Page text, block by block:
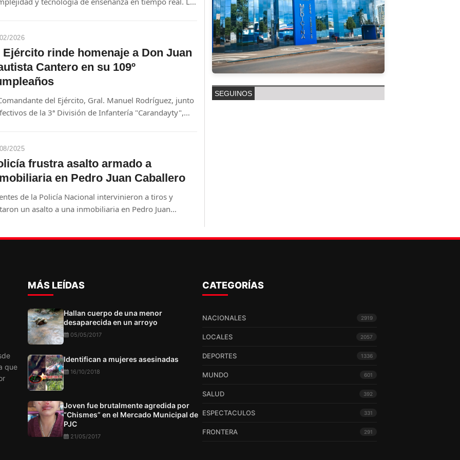
2026
Ejército rinde homenaje a Don Juan
Cantero en su 109º
del Ejército, Gral. Manuel Rodríguez, junto
de la 3ª División de Infantería "Carandayty",
distinción y se resaltó la duty de preservar la
de los últimos sobrevivientes del conflicto.
2025
frustra asalto armado a
en Pedro Juan Caballero
de la Policía Nacional intervinieron a tiros y
un asalto a una inmobiliaria en Pedro Juan
SEGUINOS
que
MÁS LEÍDAS
Hallan cuerpo de una menor
desaparecida en un arroyo
05/05/2017
Identifican a mujeres asesinadas
16/10/2018
Joven fue brutalmente agredida por
“Chismes” en el Mercado Municipal de
PJC
21/05/2017
CATEGORÍAS
NACIONALES 2919
LOCALES 2057
DEPORTES 1336
MUNDO 601
SALUD 392
ESPECTACULOS 331
FRONTERA 291